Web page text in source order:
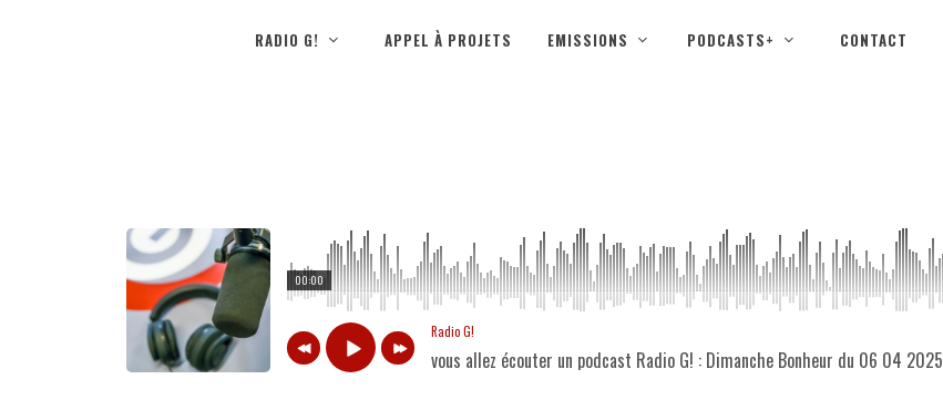
RADIO G! APPEL À PROJETS EMISSIONS PODCASTS+ CONTACT
00:00
Radio G!
vous allez écouter un podcast Radio G! : Dimanche Bonheur du 06 04 2025